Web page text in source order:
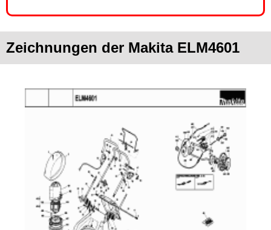
Zeichnungen der Makita ELM4601